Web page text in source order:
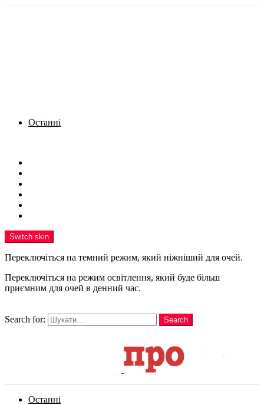
Останні
Switch skin
Переключіться на темний режим, який ніжніший для очей.
Переключіться на режим освітлення, який буде більш
приємним для очей в денний час.
Search for:
Search
Останні